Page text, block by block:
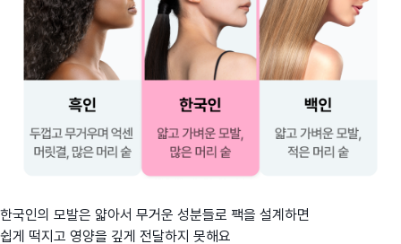
한국인의 모발은 얇아서 무거운 성분들로 팩을 설계하면
쉽게 떡지고 영양을 깊게 전달하지 못해요